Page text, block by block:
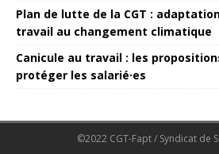
Plan de lutte de la CGT :
travail au changement climatique
Canicule au travail : les
protéger les salarié·es
©2022 CGT-Fapt / Syndicat de